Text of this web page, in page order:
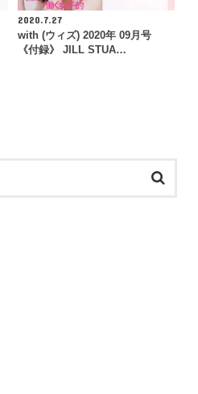
2020.7.27
with (ウィズ) 2020年 09月号
《付録》 JILL STUA…